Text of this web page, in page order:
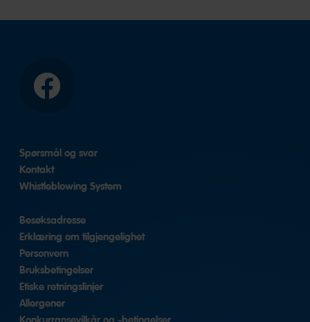
Facebook
Spørsmål og svar
Kontakt
Whistleblowing System
Besøksadresse
Erklæring om tilgjengelighet
Personvern
Bruksbetingelser
Etiske retningslinjer
Allergener